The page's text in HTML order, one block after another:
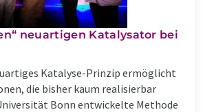
neuartigen Katalysator bei
Katalyse-Prinzip ermöglicht
die bisher kaum realisierbar
Bonn entwickelte Methode